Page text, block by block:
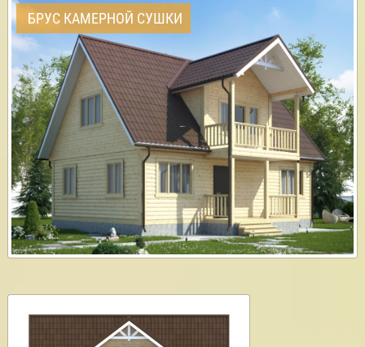
БРУС КАМЕРНОЙ СУШКИ